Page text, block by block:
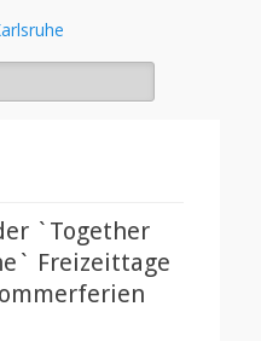
Karlsruhe
mit Fluchterfahrung und
`Together
Freizeittage